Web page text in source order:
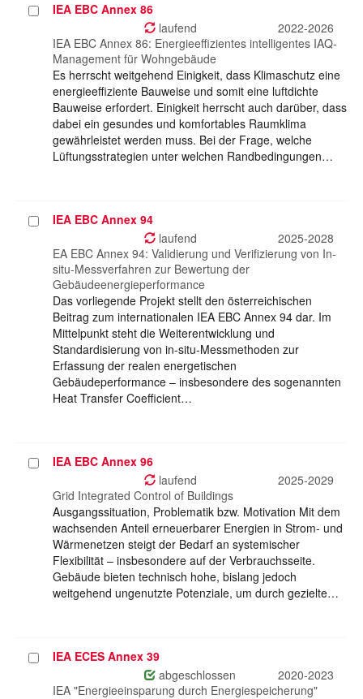
ProjektIEA EBC Annex 86
laufend
2022-2026
IEA EBC Annex 86: Energieeffizientes intelligentes IAQ-
Management für Wohngebäude
Es herrscht weitgehend Einigkeit, dass Klimaschutz eine
energieeffiziente Bauweise und somit eine luftdichte
Bauweise erfordert. Einigkeit herrscht auch darüber, dass
dabei ein gesundes und komfortables Raumklima
gewährleistet werden muss. Bei der Frage, welche
Lüftungsstrategien unter welchen Randbedingungen…
ProjektIEA EBC Annex 94
laufend
2025-2028
EA EBC Annex 94: Validierung und Verifizierung von In-
situ-Messverfahren zur Bewertung der
Gebäudeenergieperformance
Das vorliegende Projekt stellt den österreichischen
Beitrag zum internationalen IEA EBC Annex 94 dar. Im
Mittelpunkt steht die Weiterentwicklung und
Standardisierung von in-situ-Messmethoden zur
Erfassung der realen energetischen
Gebäudeperformance – insbesondere des sogenannten
Heat Transfer Coefficient…
ProjektIEA EBC Annex 96
laufend
2025-2029
Grid Integrated Control of Buildings
Ausgangssituation, Problematik bzw. Motivation Mit dem
wachsenden Anteil erneuerbarer Energien in Strom- und
Wärmenetzen steigt der Bedarf an systemischer
Flexibilität – insbesondere auf der Verbrauchsseite.
Gebäude bieten technisch hohe, bislang jedoch
weitgehend ungenutzte Potenziale, um durch gezielte…
ProjektIEA ECES Annex 39
abgeschlossen
2020-2023
IEA "Energieeinsparung durch Energiespeicherung"